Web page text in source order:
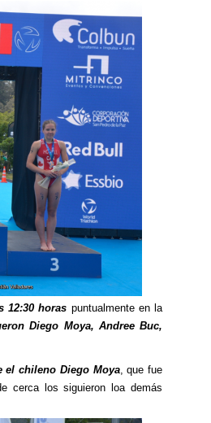
12:30 horas puntualmente en la
Diego Moya, Andree Buc,
el chileno Diego Moya, que fue
cerca los siguieron loa demás